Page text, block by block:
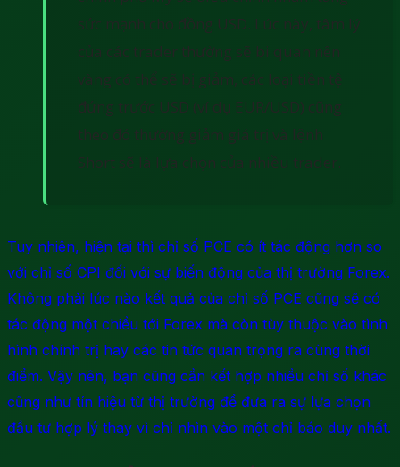
sức mạnh cho đồng USD. Lúc này, tâm lý
của các trader thường sẽ bi quan nên
vàng có thể sẽ bị giảm, các loại tiền tệ
đứng trước USD (ví dụ EUR/USD) cũng
theo đó thường giảm giá trị và lệnh
Short sẽ là lựa chọn của nhiều trader.
Tuy nhiên, hiện tại thì chỉ số PCE có ít tác động hơn so
với chỉ số CPI đối với sự biến động của thị trường Forex.
Không phải lúc nào kết quả của chỉ số PCE cũng sẽ có
tác động một chiều tới Forex mà còn tùy thuộc vào tình
hình chính trị hay các tin tức quan trọng ra cùng thời
điểm. Vậy nên, bạn cũng cần kết hợp nhiều chỉ số khác
cũng như tín hiệu từ thị trường để đưa ra sự lựa chọn
đầu tư hợp lý thay vì chỉ nhìn vào một chỉ báo duy nhất.